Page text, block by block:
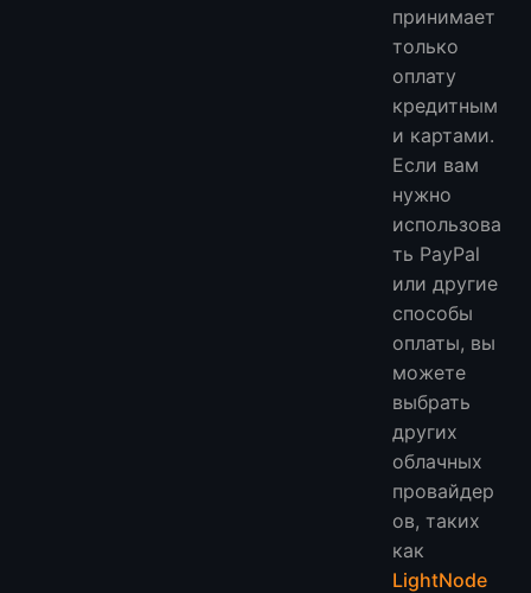
принимает
только
оплату
кредитным
и картами.
Если вам
нужно
использова
ть PayPal
или другие
способы
оплаты, вы
можете
выбрать
других
облачных
провайдер
ов, таких
как
LightNode